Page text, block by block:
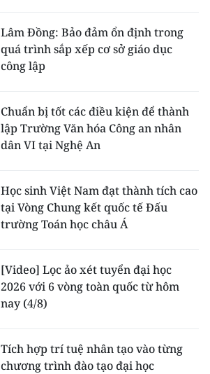
Lâm Đồng: Bảo đảm ổn định trong
quá trình sắp xếp cơ sở giáo dục
công lập
Chuẩn bị tốt các điều kiện để thành
lập Trường Văn hóa Công an nhân
dân VI tại Nghệ An
Học sinh Việt Nam đạt thành tích cao
tại Vòng Chung kết quốc tế Đấu
trường Toán học châu Á
[Video] Lọc ảo xét tuyển đại học
2026 với 6 vòng toàn quốc từ hôm
nay (4/8)
Tích hợp trí tuệ nhân tạo vào từng
chương trình đào tạo đại học